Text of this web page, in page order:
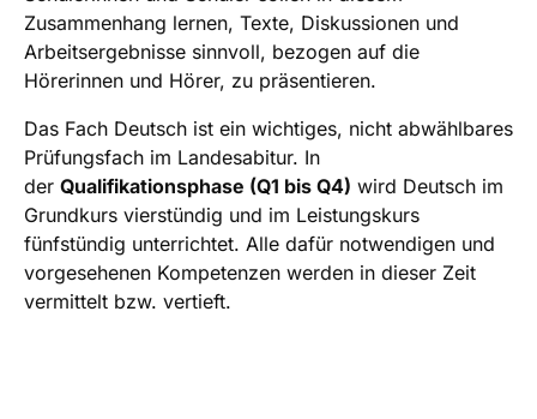
Zusammenhang lernen, Texte, Diskussionen und
Arbeitsergebnisse sinnvoll, bezogen auf die
Hörerinnen und Hörer, zu präsentieren.
Das Fach Deutsch ist ein wichtiges, nicht abwählbares
Prüfungsfach im Landesabitur. In
der Qualifikationsphase (Q1 bis Q4) wird Deutsch im
Grundkurs vierstündig und im Leistungskurs
fünfstündig unterrichtet. Alle dafür notwendigen und
vorgesehenen Kompetenzen werden in dieser Zeit
vermittelt bzw. vertieft.